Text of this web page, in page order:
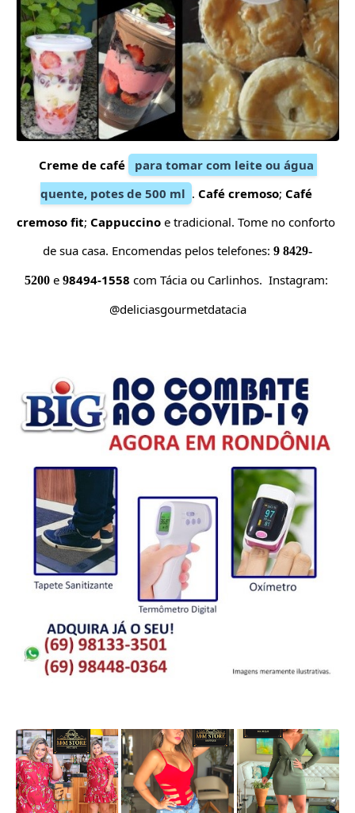
Creme de café
para tomar com leite ou água
quente, potes de 500 ml . Café cremoso; Café
cremoso fit; Cappuccino e tradicional. Tome no conforto
de sua casa. Encomendas pelos telefones: 9 8429-
5200 e 98494-1558 com Tácia ou Carlinhos.
@deliciasgourmetdatacia